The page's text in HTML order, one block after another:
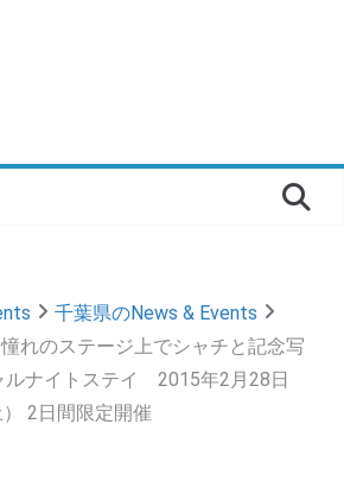
千葉県のNews & Events
れのステージ上でシャチと記念写
ルナイトステイ 2015年2月28日
） 2日間限定開催